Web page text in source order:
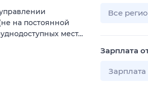
на постоянной
мест…
Все
Зарплата